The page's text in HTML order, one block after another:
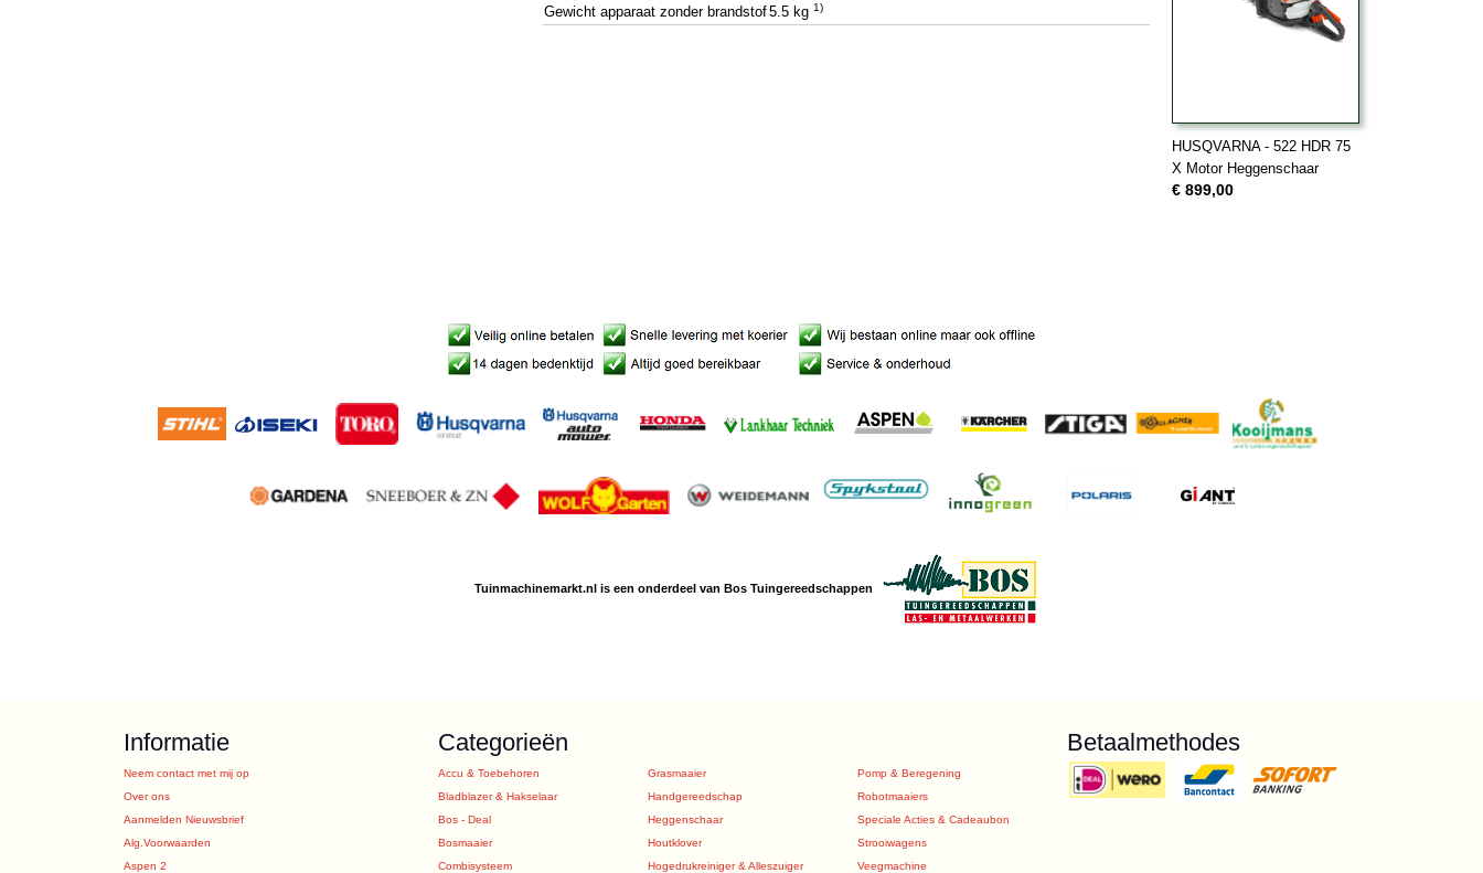
Gewicht apparaat zonder brandstof5.5 kg 1)
HUSQVARNA - 522 HDR 75
X Motor Heggenschaar
€ 899,00
Tuinmachinemarkt.nl is een onderdeel van Bos Tuingereedschappen
Informatie
Neem contact met mij op
Over ons
Aanmelden Nieuwsbrief
Alg.Voorwaarden
Aspen 2
Categorieën
Accu & Toebehoren
Bladblazer & Hakselaar
Bos - Deal
Bosmaaier
Combisysteem
Grasmaaier
Handgereedschap
Heggenschaar
Houtklover
Hogedrukreiniger & Alleszuiger
Pomp & Beregening
Robotmaaiers
Speciale Acties & Cadeaubon
Strooiwagens
Veegmachine
Betaalmethodes